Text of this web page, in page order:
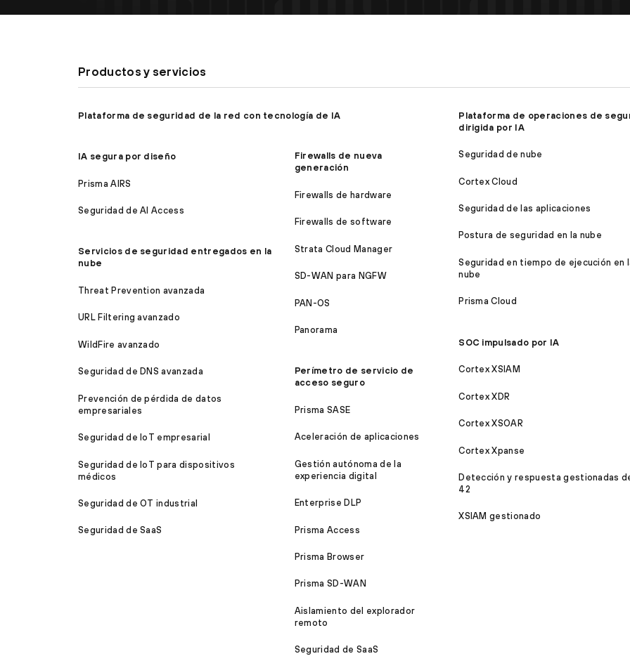
Productos y servicios
Plataforma de seguridad de la red con tecnología de IA
IA segura por diseño
Prisma AIRS
Seguridad de AI Access
Servicios de seguridad entregados en la
nube
Threat Prevention avanzada
URL Filtering avanzado
WildFire avanzado
Seguridad de DNS avanzada
Prevención de pérdida de datos
empresariales
Seguridad de IoT empresarial
Seguridad de IoT para dispositivos
médicos
Seguridad de OT industrial
Seguridad de SaaS
Firewalls de nueva
generación
Firewalls de hardware
Firewalls de software
Strata Cloud Manager
SD-WAN para NGFW
PAN-OS
Panorama
Perímetro de servicio de
acceso seguro
Prisma SASE
Aceleración de aplicaciones
Gestión autónoma de la
experiencia digital
Enterprise DLP
Prisma Access
Prisma Browser
Prisma SD-WAN
Aislamiento del explorador
remoto
Seguridad de SaaS
Plataforma de operaciones de
dirigida por IA
Seguridad de nube
Cortex Cloud
Seguridad de las aplicaciones
Postura de seguridad en la nube
Seguridad en tiempo de ejecución en
nube
Prisma Cloud
SOC impulsado por IA
Cortex XSIAM
Cortex XDR
Cortex XSOAR
Cortex Xpanse
Detección y respuesta gestionadas
42
XSIAM gestionado